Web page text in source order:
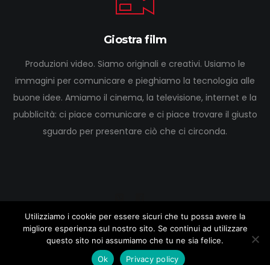
Giostra film
Produzioni video. Siamo originali e creativi. Usiamo le
immagini per comunicare e pieghiamo la tecnologia alle
buone idee. Amiamo il cinema, la televisione, internet e la
pubblicità: ci piace comunicare e ci piace trovare il giusto
sguardo per presentare ciò che ci circonda.
1999-2020 © Giostra film
Utilizziamo i cookie per essere sicuri che tu possa avere la
migliore esperienza sul nostro sito. Se continui ad utilizzare
questo sito noi assumiamo che tu ne sia felice.
Ok
Privacy policy